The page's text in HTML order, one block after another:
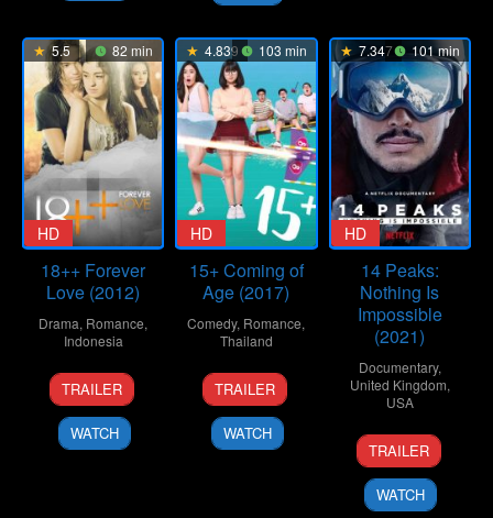
5.5 82 min
HD
18++ Forever
Love (2012)
Drama, Romance,
Indonesia
12
Jul
2012
Nayato
Fio
Nuala
TRAILER
WATCH
4.839 103 min
HD
15+ Coming of
Age (2017)
Comedy, Romance,
Thailand
3
Aug
2017
Naphat
Chitveerapat
TRAILER
WATCH
7.347 101 min
HD
14 Peaks:
Nothing Is
Impossible
(2021)
Documentary,
United Kingdom,
USA
12
Nov
2021
Torquil
Jones
TRAILER
WATCH